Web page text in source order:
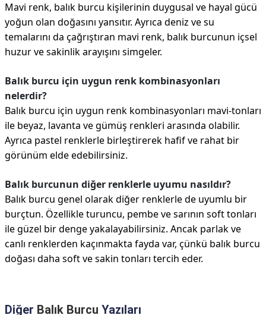
Mavi renk, balık burcu kişilerinin duygusal ve hayal gücü
yoğun olan doğasını yansıtır. Ayrıca deniz ve su
temalarını da çağrıştıran mavi renk, balık burcunun içsel
huzur ve sakinlik arayışını simgeler.
Balık burcu için uygun renk kombinasyonları
nelerdir?
Balık burcu için uygun renk kombinasyonları mavi-tonları
ile beyaz, lavanta ve gümüş renkleri arasında olabilir.
Ayrıca pastel renklerle birleştirerek hafif ve rahat bir
görünüm elde edebilirsiniz.
Balık burcunun diğer renklerle uyumu nasıldır?
Balık burcu genel olarak diğer renklerle de uyumlu bir
burçtun. Özellikle turuncu, pembe ve sarının soft tonları
ile güzel bir denge yakalayabilirsiniz. Ancak parlak ve
canlı renklerden kaçınmakta fayda var, çünkü balık burcu
doğası daha soft ve sakin tonları tercih eder.
Diğer Balık Burcu Yazıları